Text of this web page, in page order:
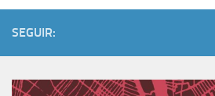
SEGUIR: